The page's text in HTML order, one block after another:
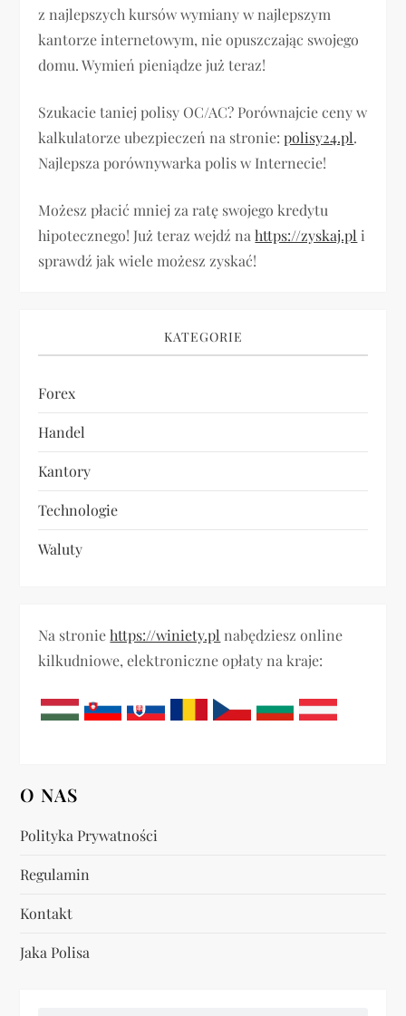
z najlepszych kursów wymiany w najlepszym
kantorze internetowym, nie opuszczając swojego
domu. Wymień pieniądze już teraz!
Szukacie taniej polisy OC/AC? Porównajcie ceny w
kalkulatorze ubezpieczeń na stronie:polisy24.pl.
Najlepsza porównywarka polis w Internecie!
Możesz płacić mniej za ratę swojego kredytu
hipotecznego! Już teraz wejdź nahttps://zyskaj.pl i
sprawdź jak wiele możesz zyskać!
KATEGORIE
Forex
Handel
Kantory
Technologie
Waluty
Na stroniehttps://winiety.pl nabędziesz online
kilkudniowe, elektroniczne opłaty na kraje:
O NAS
Polityka Prywatności
Regulamin
Kontakt
Jaka Polisa